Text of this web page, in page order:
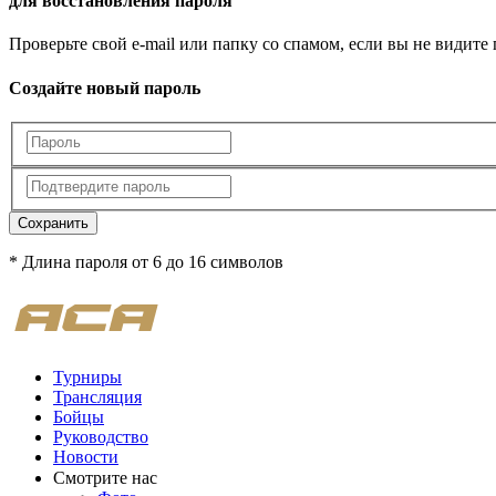
Проверьте свой e-mail или папку со спамом, если вы не видите
Создайте новый пароль
Сохранить
* Длина пароля от 6 до 16 символов
Турниры
Трансляция
Бойцы
Руководство
Новости
Смотрите нас